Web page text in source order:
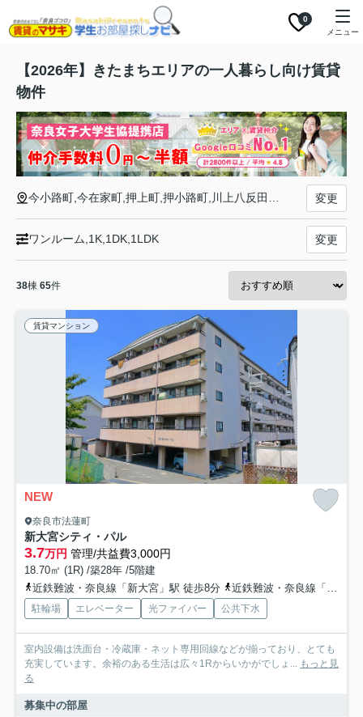
0
メニュー
【2026年】きたまちエリアの一人暮らし向け賃貸
物件
今小路町,今在家町,押上町,押小路町,川上八反田町,川上東町,川上町,川久保町,北魚屋西町,北魚屋東町,北川端町,北小路町,北半田中町,北半田西町,北半田東町,北袋町,呉竹町,興善院町,後藤町,宿院町,水門町,雑司西町,雑司町,高天市町,多門町,手貝町,中筋町,中御門町,内侍原町,鍋屋町,奈良阪町,西包永町,西笹鉾町,西御門町,登大路一番町北通,登大路三番町,登大路町,花芝町,半田突抜町,半田開町,半田横町,般若寺町,東包永町,東笹鉾町,東新在家町,東之阪町,東向北町,法蓮北町,法蓮南１丁目東町,法蓮町,坊屋敷町,大豆山町,大豆山突抜町,南半田中町,南半田西町,南半田東町,油留木町,南法蓮町,法蓮佐保山 変更
ワンルーム,1K,1DK,1LDK 変更
38棟 65件
賃貸マンション
NEW
奈良市法蓮町
新大宮シティ・パル
3.7万円 管理/共益費3,000円
18.70㎡ (1R) /築28年 /5階建
近鉄難波・奈良線「新大宮」駅 徒歩8分
近鉄難波・奈良線「近鉄奈良」駅 徒歩17分
駐輪場 エレベーター 光ファイバー 公共下水
室内設備は洗面台・冷蔵庫・ネット専用回線などが揃っており、とても
充実しています。余裕のある生活は広々1Rからいかがでしょ... もっと見
る
募集中の部屋